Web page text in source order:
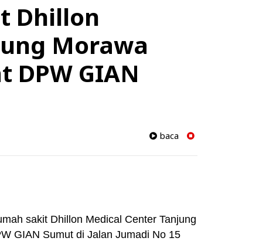
Dhillon
Morawa
GIAN
baca
sakit Dhillon Medical Center Tanjung
GIAN Sumut di Jalan Jumadi No 15